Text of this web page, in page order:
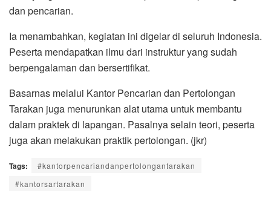
dan pencarian.
Ia menambahkan, kegiatan ini digelar di seluruh Indonesia.
Peserta mendapatkan ilmu dari instruktur yang sudah
berpengalaman dan bersertifikat.
Basarnas melalui Kantor Pencarian dan Pertolongan
Tarakan juga menurunkan alat utama untuk membantu
dalam praktek di lapangan. Pasalnya selain teori, peserta
juga akan melakukan praktik pertolongan. (jkr)
Tags:
#kantorpencariandanpertolongantarakan
#kantorsartarakan